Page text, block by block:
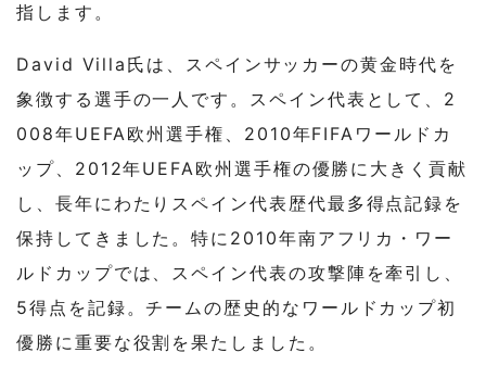
指します。
David Villa氏は、スペインサッカーの黄金時代を
象徴する選手の一人です。スペイン代表として、2
008年UEFA欧州選手権、2010年FIFAワールドカ
ップ、2012年UEFA欧州選手権の優勝に大きく貢献
し、長年にわたりスペイン代表歴代最多得点記録を
保持してきました。特に2010年南アフリカ ・ ワー
ルドカップでは、スペイン代表の攻撃陣を牽引し、
5得点を記録。チームの歴史的なワールドカップ初
優勝に重要な役割を果たしました。